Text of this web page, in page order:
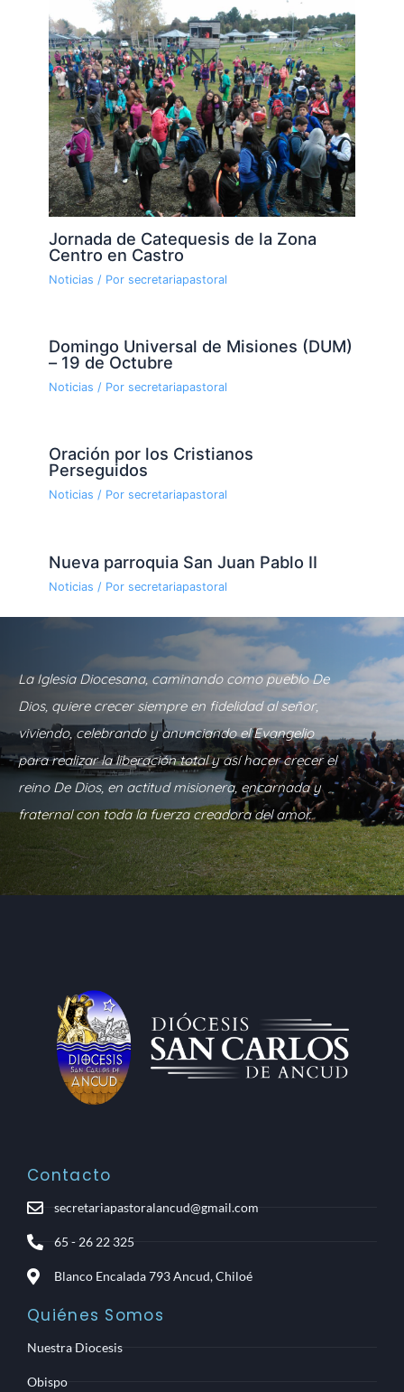
Jornada de Catequesis de la Zona
Centro en Castro
Noticias / Por secretariapastoral
Domingo Universal de Misiones (DUM)
– 19 de Octubre
Noticias / Por secretariapastoral
Oración por los Cristianos
Perseguidos
Noticias / Por secretariapastoral
Nueva parroquia San Juan Pablo II
Noticias / Por secretariapastoral
La Iglesia Diocesana, caminando como pueblo De
Dios, quiere crecer siempre en fidelidad al señor,
viviendo, celebrando y anunciando el Evangelio
para realizar la liberación total y así hacer crecer el
reino De Dios, en actitud misionera, encarnada y
fraternal con toda la fuerza creadora del amor.
Contacto
secretariapastoralancud@gmail.com
65 - 26 22 325
Blanco Encalada 793 Ancud, Chiloé
Quiénes Somos
Nuestra Diocesis
Obispo